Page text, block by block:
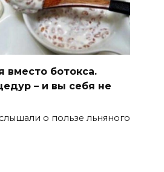
вместо ботокса.
– и вы себя не
о пользе льняного